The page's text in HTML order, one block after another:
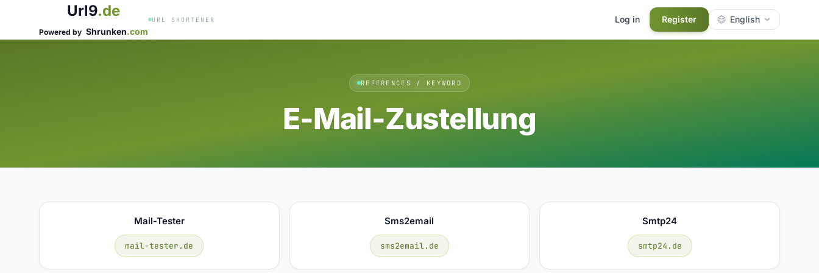
Url9.de
Powered by Shrunken.com
URL SHORTENER Log in Register English
REFERENCES / KEYWORD
E-Mail-Zustellung
Mail-Tester
mail-tester.de
Sms2email
sms2email.de
Smtp24
smtp24.de